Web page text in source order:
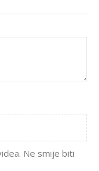
Ne smije biti